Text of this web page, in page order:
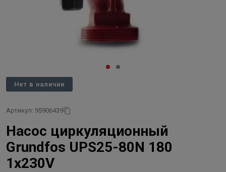
Нет в наличии
Артикул: 95906439
Насос циркуляционный
Grundfos UPS25-80N 180
1х230V